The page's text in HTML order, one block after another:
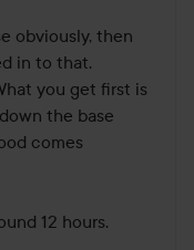
obviously, then
in to that.
you get first is
the base
comes
12 hours.